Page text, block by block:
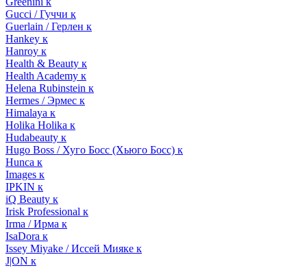
Gucci / Гуччи к
Guerlain / Герлен к
Hankey к
Hanroy к
Health & Beauty к
Health Academy к
Helena Rubinstein к
Hermes / Эрмес к
Himalaya к
Holika Holika к
Hudabeauty к
Hugo Boss / Хуго Босс (Хьюго Босс) к
Hunca к
Images к
IPKIN к
iQ Beauty к
Irisk Professional к
Irma / Ирма к
IsaDora к
Issey Miyake / Иссей Мияке к
J|ON к